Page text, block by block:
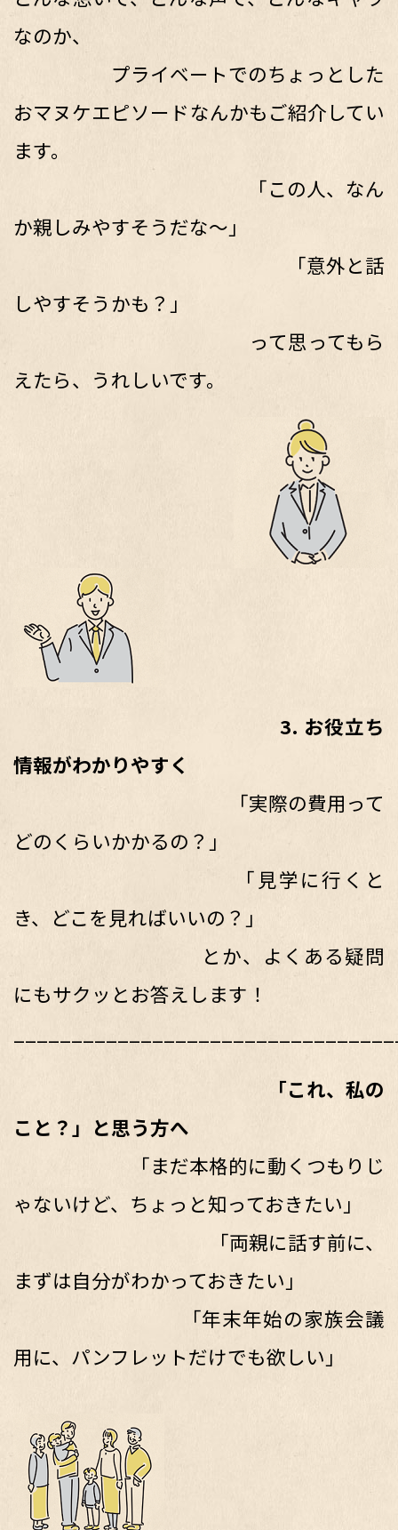
なのか、
プライベートでのちょっとした
おマヌケエピソードなんかもご紹介してい
ます。
「この人、なん
か親しみやすそうだな〜」
「意外と話
しやすそうかも？」
って思ってもら
えたら、うれしいです。
3. お役立ち
情報がわかりやすく
「実際の費用って
どのくらいかかるの？」
「見学に行くと
き、どこを見ればいいの？」
とか、よくある疑問
にもサクッとお答えします！
「これ、私の
こと？」と思う方へ
「まだ本格的に動くつもりじ
ゃないけど、ちょっと知っておきたい」
「両親に話す前に、
まずは自分がわかっておきたい」
「年末年始の家族会議
用に、パンフレットだけでも欲しい」